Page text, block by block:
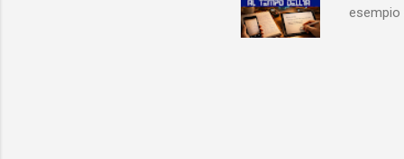
esempio